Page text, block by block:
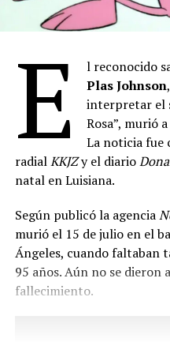
El artista explicó que “Gran
representar “el gran
y rendir homenaje a una
“necesita todo el apoyo
que la aceptación del
colectiva constituye “un
celebró el entusiasmo de
jornada.
incidentes, aunque
dominical en la catedral
coordinar el acceso de los
desarrollaba la
fotografías en la plaza
E
l reconocido
Plas Johnson
interpretar el
Rosa”, murió
La noticia fue
radialKKJZy el diario
natal en Luisiana.
Según publicó la agencia
murió el 15 de julio en el
Ángeles, cuando faltaban
95 años. Aún no se dieron
fallecimiento.